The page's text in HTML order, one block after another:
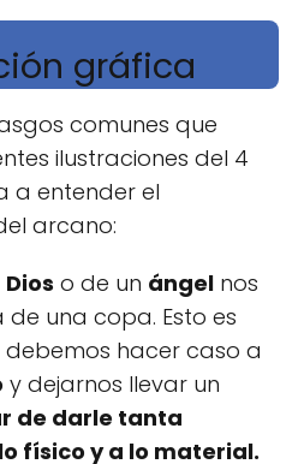
gráfica
comunes que
ilustraciones del 4
a entender el
arcano:
Dios o de un ángel nos
una copa. Esto es
hacer caso a
y dejarnos llevar un
de darle tanta
físico y a lo material.